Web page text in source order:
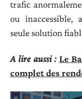
trafic
ou inaccessible,
seule solution
A lire aussi : Le
complet des